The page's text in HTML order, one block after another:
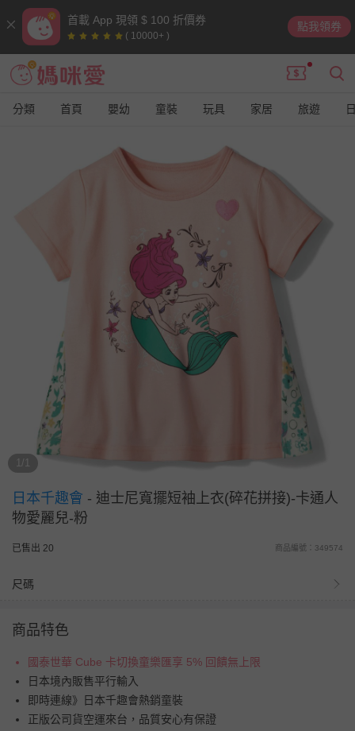
首載 App 現領 $ 100 折價券
( 10000+ )
點我領券
分類 首頁 嬰幼 童裝 玩具 家居 旅遊
1/1
日本千趣會 - 迪士尼寬擺短袖上衣(碎花拼接)-卡通人
物愛麗兒-粉
已售出 20 商品編號：349574
尺碼
商品特色
國泰世華 Cube 卡切換童樂匯享 5% 回饋無上限
日本境內販售平行輸入
即時連線》日本千趣會熱銷童裝
正版公司貨空運來台，品質安心有保證